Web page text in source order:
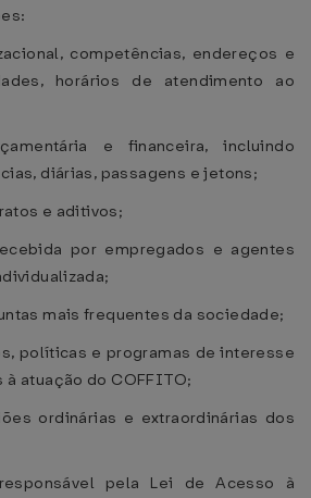
competências, endereços e
horários de atendimento ao
e financeira, incluindo
diárias, passagens e jetons;
e aditivos;
por empregados e agentes
mais frequentes da sociedade;
políticas e programas de interesse
atuação do COFFITO;
ordinárias e extraordinárias dos
pela Lei de Acesso à